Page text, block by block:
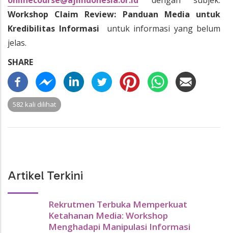
Workshop Claim Review: Panduan Media untuk
Kredibilitas Informasi untuk informasi yang belum
jelas.
SHARE
582 kali dilihat
Artikel Terkini
Rekrutmen Terbuka Memperkuat
Ketahanan Media: Workshop
Menghadapi Manipulasi Informasi